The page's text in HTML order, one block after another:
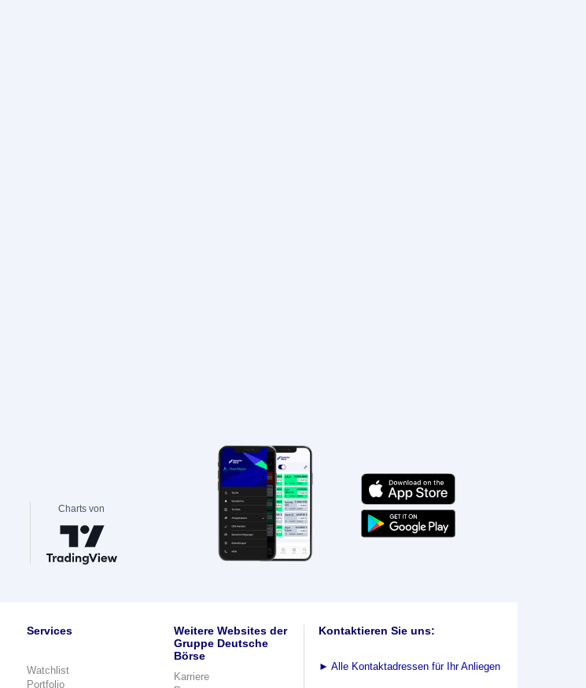
Charts von
Services
Watchlist
Portfolio
Weitere Websites der
Gruppe Deutsche
Börse
Karriere
Kontaktieren Sie uns:
► Alle Kontaktadressen für Ihr Anliegen